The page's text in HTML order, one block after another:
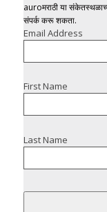
auroमराठी या
संपर्क करू शकता.
Email Address
First Name
Last Name